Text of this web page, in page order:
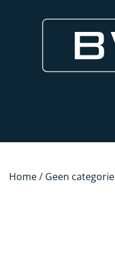
Home/ Geen categorie